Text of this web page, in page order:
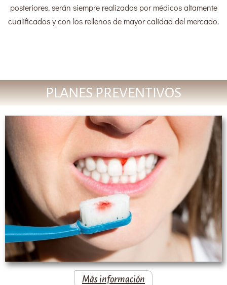
posteriores, serán siempre realizados por médicos altamente
cualificados y con los rellenos de mayor calidad del mercado.
PLANES PREVENTIVOS
Más información